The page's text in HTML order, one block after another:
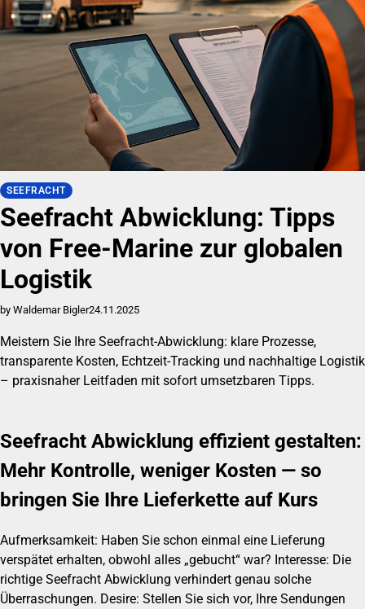
SEEFRACHT
Seefracht Abwicklung: Tipps
von Free-Marine zur globalen
Logistik
by Waldemar Bigler24.11.2025
Meistern Sie Ihre Seefracht-Abwicklung: klare Prozesse,
transparente Kosten, Echtzeit-Tracking und nachhaltige Logistik
– praxisnaher Leitfaden mit sofort umsetzbaren Tipps.
Seefracht Abwicklung effizient gestalten:
Mehr Kontrolle, weniger Kosten — so
bringen Sie Ihre Lieferkette auf Kurs
Aufmerksamkeit: Haben Sie schon einmal eine Lieferung
verspätet erhalten, obwohl alles „gebucht“ war? Interesse: Die
richtige Seefracht Abwicklung verhindert genau solche
Überraschungen. Desire: Stellen Sie sich vor, Ihre Sendungen